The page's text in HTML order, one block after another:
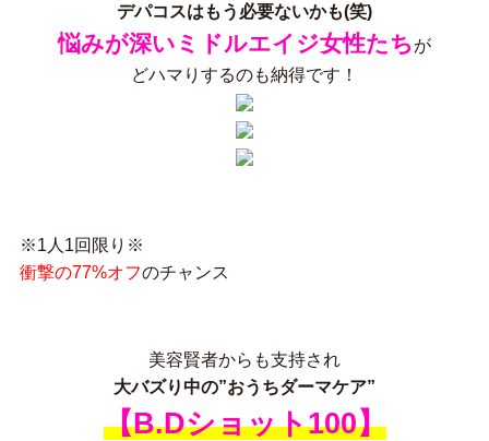
デパコスはもう必要ないかも(笑)
悩みが深いミドルエイジ女性たち が
どハマりするのも納得です！
※1人1回限り※
衝撃の77%オフのチャンス
美容賢者からも支持され
大バズり中の”おうちダーマケア”
【B.Dショット100】